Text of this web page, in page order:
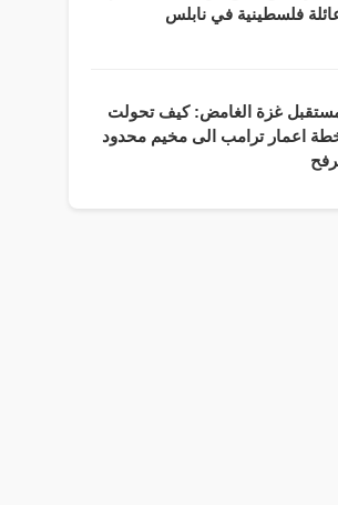
فلسطينية في نابلس
غزة الغامض: كيف تحولت
اعمار ترامب الى مخيم محدود